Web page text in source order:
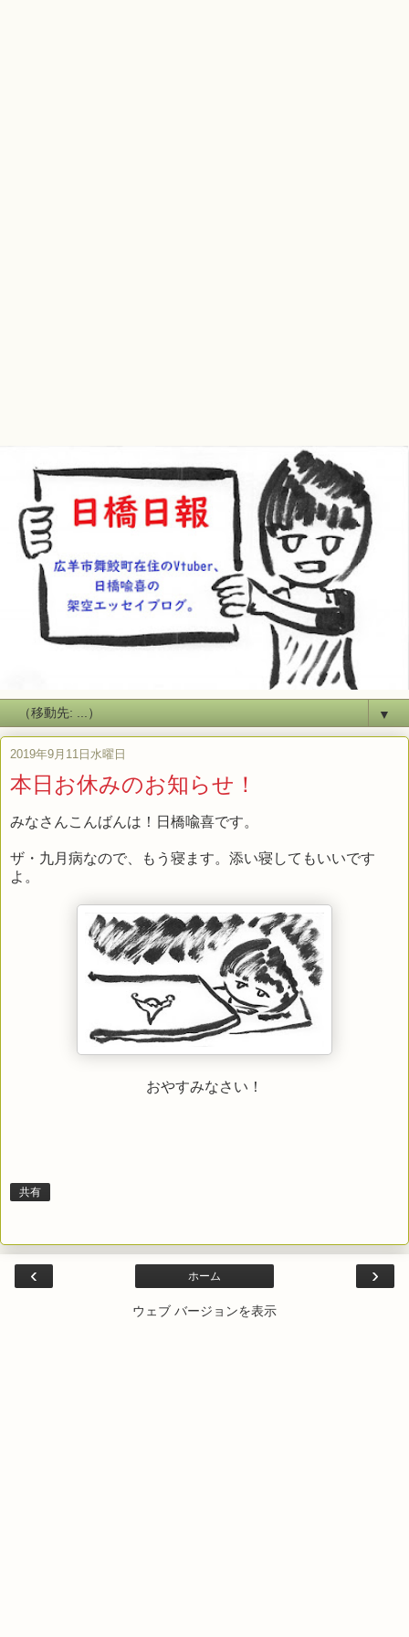
▼
2019年9月11日水曜日
本日お休みのお知らせ！
みなさんこんばんは！日橋喩喜です。
ザ・九月病なので、もう寝ます。添い寝してもいいです
よ。
おやすみなさい！
共有
‹ ›
ホーム
ウェブ バージョンを表示